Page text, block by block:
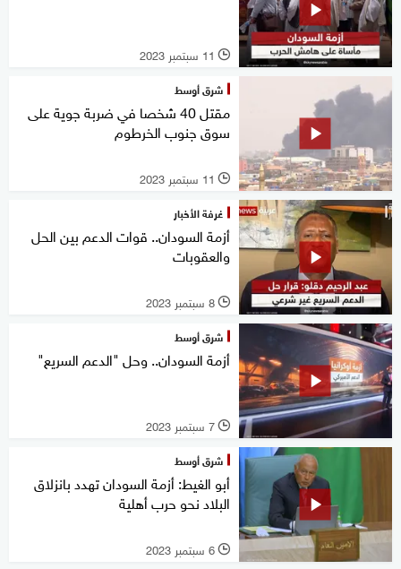
l 11 سبتمبر 2023
شرق أوسط
مقتل 40 شخصا في ضربة جوية على
سوق جنوب الخرطوم
l 11 سبتمبر 2023
غرفة الأخبار
أزمة السودان.. قوات الدعم بين الحل
والعقوبات
l 8 سبتمبر 2023
شرق أوسط
أزمة السودان.. وحل "الدعم السريع"
l 7 سبتمبر 2023
شرق أوسط
أبو الغيط: أزمة السودان تهدد بانزلاق
البلاد نحو حرب أهلية
l 6 سبتمبر 2023